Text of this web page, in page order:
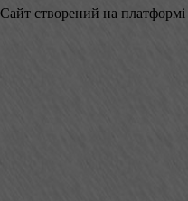
Сайт створений на платформі